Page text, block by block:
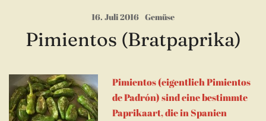
16. Juli 2016 Gemüse
Pimientos (Bratpaprika)
Pimientos (eigentlich Pimientos
de Padrón) sind eine bestimmte
Paprikaart, die in Spanien